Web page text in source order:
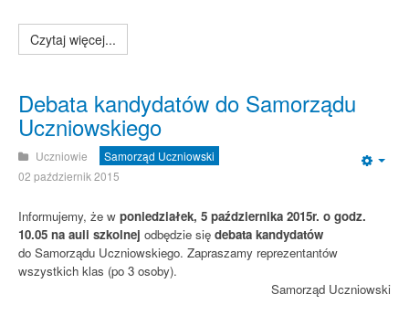
Czytaj więcej...
Debata kandydatów do Samorządu
Uczniowskiego
Uczniowie
Samorząd Uczniowski
02 październik 2015
Informujemy, że w poniedziałek, 5 października 2015r. o godz.
10.05 na auli szkolnej odbędzie się debata kandydatów
do Samorządu Uczniowskiego. Zapraszamy reprezentantów
wszystkich klas (po 3 osoby).
Samorząd Uczniowski